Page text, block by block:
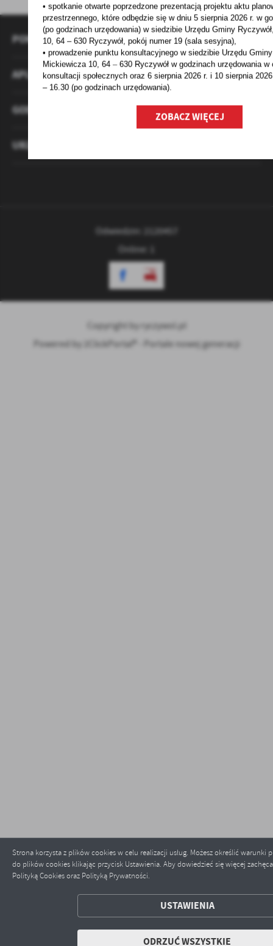
Strona korzysta z plików cookies w celu realizacji usług. Możesz określić warunki
do plików cookies klikając przycisk Ustawienia. Aby dowiedzieć się więcej
Polityką Cookies oraz Polityką Prywatności.
USTAWIENIA
ODRZUĆ WSZYSTKIE
ZAPISZ WYBRANE
POMOCNE LINKI
APLIKACJA MIESZKANIECINFO
GODZINY PRACY URZĘDU
URZĄD GMINY
Odwiedzin: 2120457
Online: 1
Copyright by ryczywol.pl
Powered by
2ClickPortal® - Portale nowej generacji
• spotkanie otwarte poprzedzone prezentacją projektu aktu
przestrzennego, które odbędzie się w dniu 5 sierpnia 2026 r.w
(po godzinach urzędowania) w siedzibie Urzędu Gminy
10, 64 – 630 Ryczywół, pokójnumer 19 (sala sesyjna),
• prowadzenie punktu konsultacyjnego w siedzibie Urzędu
Mickiewicza 10, 64 – 630 Ryczywół w godzinachurzędowania w
konsultacji społecznych oraz 6 sierpnia 2026 r. i 10 sierpnia
– 16.30 (po godzinachurzędowania).
ZOBACZ WIĘCEJ